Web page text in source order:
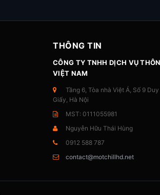
THÔNG TIN
CÔNG TY TNHH DỊCH VỤ
VIỆT NAM
Tầng 6, Tòa nhà Việt Á, Số 9
Giấy, Hà Nội
MST: 0111055981
Nguyễn Hữu Thái Hùng
0912 588 787
contact@motchillhd.net